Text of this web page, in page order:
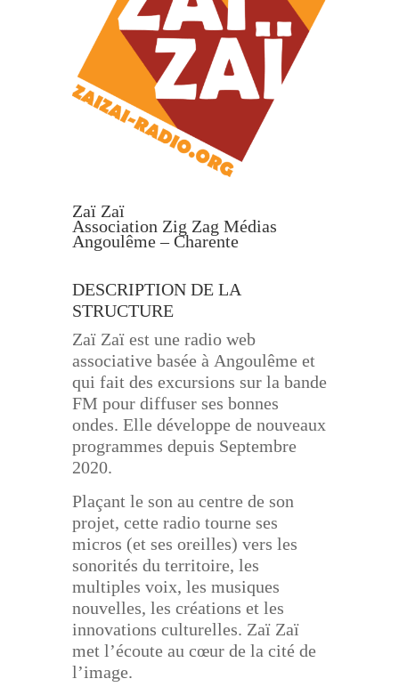
Zaï Zaï
Association Zig Zag Médias
Angoulême – Charente
DESCRIPTION DE LA
STRUCTURE
Zaï Zaï est une radio web
associative basée à Angoulême et
qui fait des excursions sur la bande
FM pour diffuser ses bonnes
ondes. Elle développe de nouveaux
programmes depuis Septembre
2020.
Plaçant le son au centre de son
projet, cette radio tourne ses
micros (et ses oreilles) vers les
sonorités du territoire, les
multiples voix, les musiques
nouvelles, les créations et les
innovations culturelles. Zaï Zaï
met l’écoute au cœur de la cité de
l’image.